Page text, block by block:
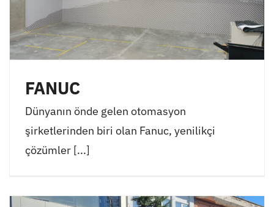
FANUC
Dünyanın önde gelen otomasyon
şirketlerinden biri olan Fanuc, yenilikçi
çözümler [...]